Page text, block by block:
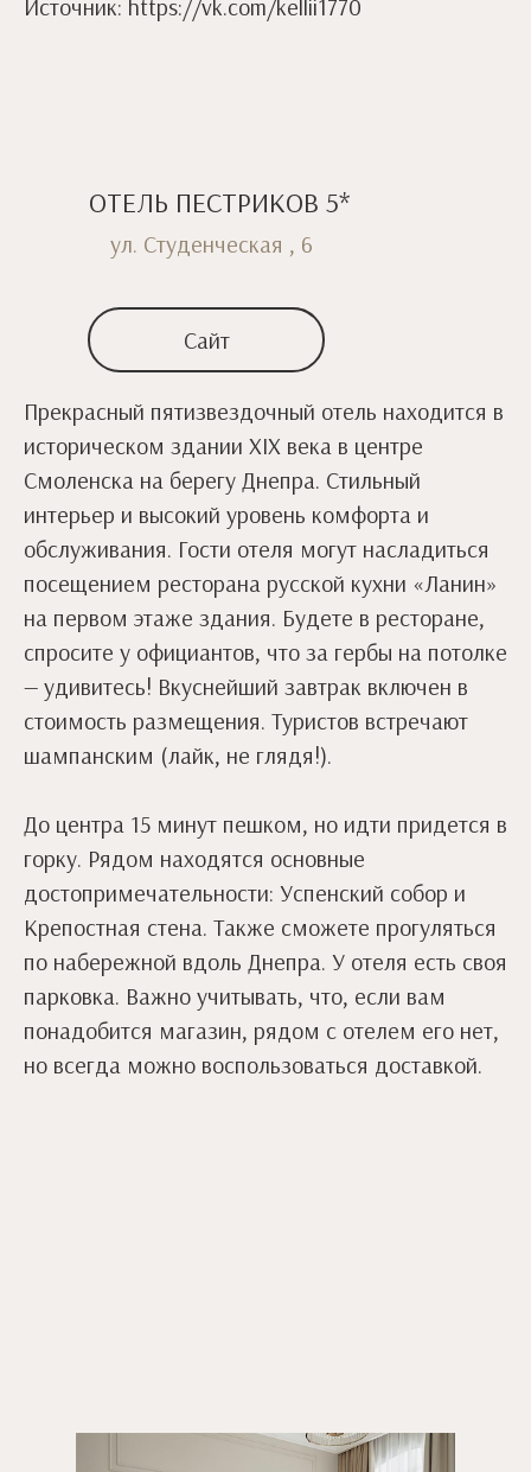
Источник: https://vk.com/kellii1770
ОТЕЛЬ ПЕСТРИКОВ 5*
ул. Студенческая , 6
Сайт
Прекрасный пятизвездочный отель находится в
историческом здании XIX века в центре
Смоленска на берегу Днепра. Стильный
интерьер и высокий уровень комфорта и
обслуживания. Гости отеля могут насладиться
посещением ресторана русской кухни «Ланин»
на первом этаже здания. Будете в ресторане,
спросите у официантов, что за гербы на потолке
— удивитесь! Вкуснейший завтрак включен в
стоимость размещения. Туристов встречают
шампанским (лайк, не глядя!).
До центра 15 минут пешком, но идти придется в
горку. Рядом находятся основные
достопримечательности: Успенский собор и
Крепостная стена. Также сможете прогуляться
по набережной вдоль Днепра. У отеля есть своя
парковка. Важно учитывать, что, если вам
понадобится магазин, рядом с отелем его нет,
но всегда можно воспользоваться доставкой.